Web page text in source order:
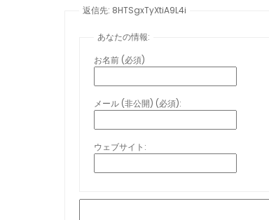
返信先: 8HTSgxTyXtiA9L4i
あなたの情報:
お名前 (必須)
メール (非公開) (必須):
ウェブサイト: